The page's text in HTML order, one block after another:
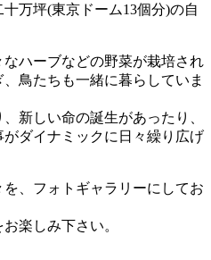
万坪(東京ドーム13個分)の自
ハーブなどの野菜が栽培され
鳥たちも一緒に暮らしていま
新しい命の誕生があったり、
ダイナミックに日々繰り広げ
、フォトギャラリーにしてお
楽しみ下さい。